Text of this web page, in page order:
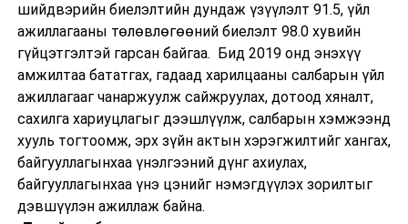
шийдвэрийн биелэлтийн дундаж үзүүлэлт 91.5, үйл
ажиллагааны төлөвлөгөөний биелэлт 98.0 хувийн
гүйцэтгэлтэй гарсан байгаа. Бид 2019 онд энэхүү
амжилтаа бататгах, гадаад харилцааны салбарын үйл
ажиллагааг чанаржуулж сайжруулах, дотоод хяналт,
сахилга хариуцлагыг дээшлүүлж, салбарын хэмжээнд
хууль тогтоомж, эрх зүйн актын хэрэгжилтийг хангах,
байгууллагынхаа үнэлгээний дүнг ахиулах,
байгууллагынхаа үнэ цэнийг нэмэгдүүлэх зорилтыг
дэвшүүлэн ажиллаж байна.